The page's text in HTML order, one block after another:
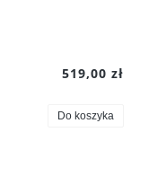
519,00 zł
Do koszyka